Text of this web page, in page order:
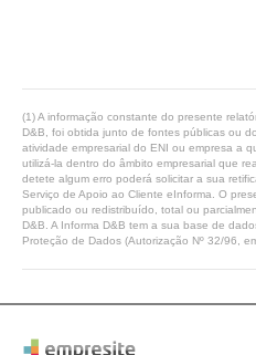
(1) A informação constante do presente
D&B, foi obtida junto de fontes públicas ou
atividade empresarial do ENI ou empresa a
utilizá-la dentro do âmbito empresarial que
detete algum erro poderá solicitar a sua
Serviço de Apoio ao Cliente eInforma. O
publicado ou redistribuído, total ou
D&B. A Informa D&B tem a sua base de
Proteção de Dados (Autorização Nº 32/96,